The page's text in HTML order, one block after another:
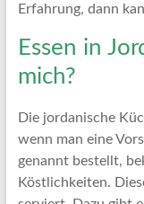
Erfahrung, dann
Essen in
mich?
Die jordanische
wenn man eine
genannt bestellt,
Köstlichkeiten.